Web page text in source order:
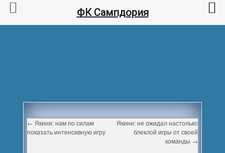
← Якини: нам по силам
показать интенсивную игру
Якини: не ожидал настолько
блеклой игры от своей
команды →
ФК Сампдория